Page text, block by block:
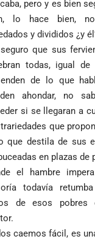
pero y es bien
lo hace bien,
y divididos ¿y
que sus
todas, igual
de lo que
ahondar, no
si se llegaran a
que
que destila de sus
en plazas de
el hambre
todavía
de esos pobres
caemos fácil, es
de
de
XIV
Iván Cepeda
reconoce el
preconteo,
pero pide
impugnar
33.000 mesas
y vigilar el
escrutinio
El
Sidny
Cabo
ante
es
mejor
Costa
en
lo
El papa León XIV
nombra al padre
Diego Luis
Urrea como
obispo de
estudiantes